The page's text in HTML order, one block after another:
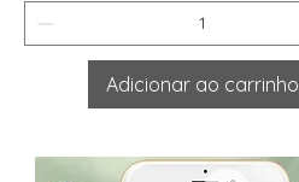
Adicionar ao carrinho